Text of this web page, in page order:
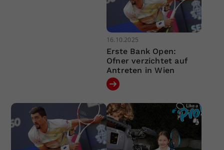
16.10.2025
Erste Bank Open:
Ofner verzichtet auf
Antreten in Wien